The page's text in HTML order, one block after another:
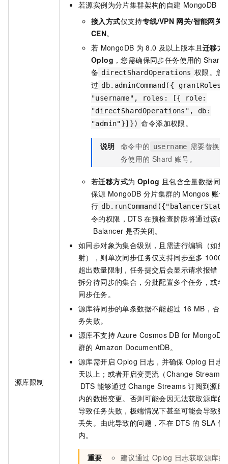
源库限制
若源实例为分片集群架构的自建 MongoDB：
接入方式仅支持专线/VPN 网关/智能网关
CEN。
若 MongoDB 为 8.0 及以上版本且迁移方
Oplog ，您需确保同步任务使用的 Shard
备 directShardOperations 权限。您
过 db.adminCommand({
"username", roles: [{ role:
"directShardOperations", db:
"admin"}]}) 命令添加权限。
说明 命令中的 username 需要替换
务使用的 Shard 账号。
若迁移方式为 Oplog 且包含全量数据同
保源 MongoDB 分片集群的 Mongos 账
行
令的权限，DTS 在预检查阶段将通过该命
Balancer 是否关闭。
如同步对象为集合级别，且需进行编辑（如集
射），则单次同步任务仅支持同步至多 1000
超出数量限制，任务提交后会显示请求报错，
拆分待同步的集合，分批配置多个任务，或者
同步任务。
源库待同步的单条数据不能超过 16 MB，否
务失败。
源库不支持 Azure Cosmos DB for MongoDB
群的 Amazon DocumentDB。
源库需开启 Oplog 日志，并确保 Oplog 日志
天以上；或者开启变更流（Change Streams
DTS 能够通过 Change Streams 订阅到源库
内的数据变更。否则可能会因无法获取源库的
导致任务失败，极端情况下甚至可能会导致数
丢失。由此导致的问题，不在 DTS 的 SLA 保
内。
重要 建议通过 Oplog 日志获取源库